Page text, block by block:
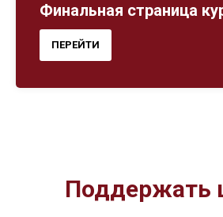
Финальная страница
ПЕРЕЙТИ
Поддержать